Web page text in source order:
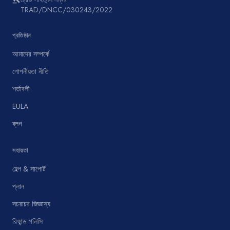
TRAD/DNCC/030243/2022
প্রতিষ্ঠান
আমাদের সম্পর্কে
গোপনীয়তা নীতি
শর্তাবলী
EULA
ব্লগ
সহায়তা
হেল্প & সাপোর্ট
প্লান
সচরাচর জিজ্ঞাস্য
রিফান্ড পলিসি